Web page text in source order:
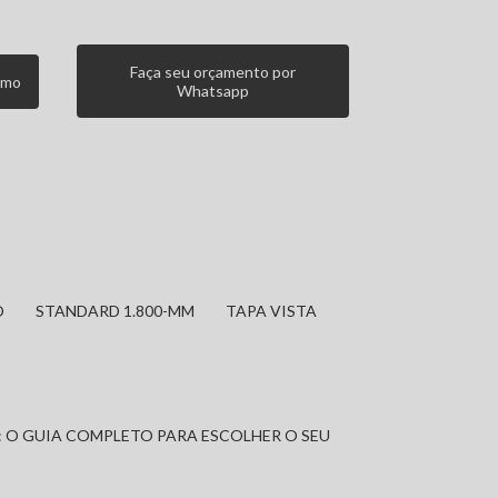
Faça seu orçamento por
Whatsapp
STANDARD 1.800-MM TAPA VISTA
GUIA COMPLETO PARA ESCOLHER O SEU